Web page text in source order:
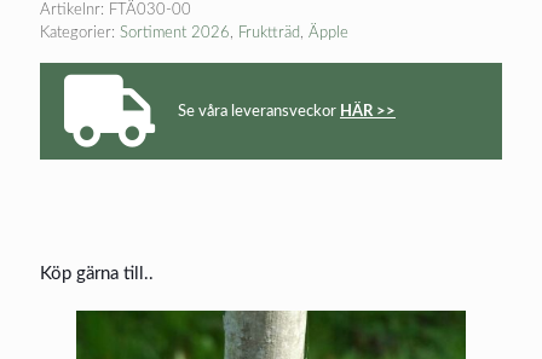
Artikelnr: FTÄ030-00
Kategorier: Sortiment 2026, Fruktträd, Äpple
Se våra leveransveckor HÄR >>
Köp gärna till..